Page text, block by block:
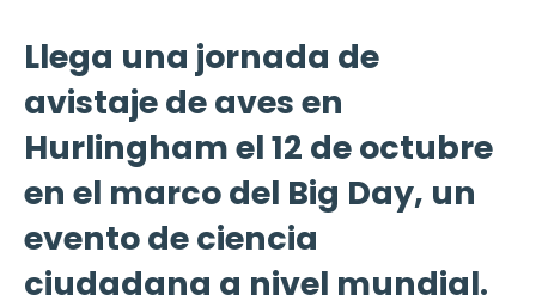
Llega una jornada de
avistaje de aves en
Hurlingham el 12 de octubre
en el marco del Big Day, un
evento de ciencia
ciudadana a nivel mundial.